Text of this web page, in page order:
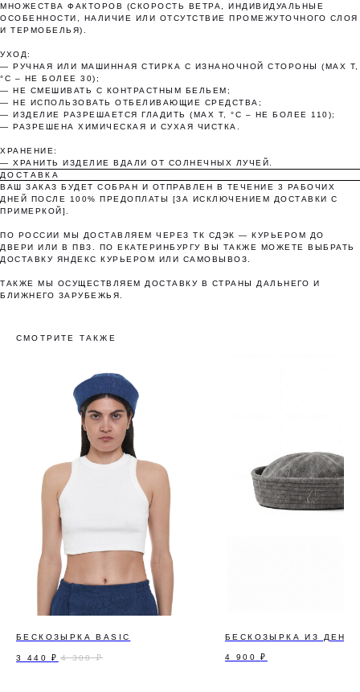
МНОЖЕСТВА ФАКТОРОВ (СКОРОСТЬ ВЕТРА, ИНДИВИДУАЛЬНЫЕ
ОСОБЕННОСТИ, НАЛИЧИЕ ИЛИ ОТСУТСТВИЕ ПРОМЕЖУТОЧНОГО СЛОЯ
И ТЕРМОБЕЛЬЯ).
УХОД:
— РУЧНАЯ ИЛИ МАШИННАЯ СТИРКА С ИЗНАНОЧНОЙ СТОРОНЫ (MAX T,
°C – НЕ БОЛЕЕ 30);
— НЕ СМЕШИВАТЬ С КОНТРАСТНЫМ БЕЛЬЕМ;
— НЕ ИСПОЛЬЗОВАТЬ ОТБЕЛИВАЮЩИЕ СРЕДСТВА;
— ИЗДЕЛИЕ РАЗРЕШАЕТСЯ ГЛАДИТЬ (MAX T, °C – НЕ БОЛЕЕ 110);
— РАЗРЕШЕНА ХИМИЧЕСКАЯ И СУХАЯ ЧИСТКА.
ХРАНЕНИЕ:
— ХРАНИТЬ ИЗДЕЛИЕ ВДАЛИ ОТ СОЛНЕЧНЫХ ЛУЧЕЙ.
ДОСТАВКА
ВАШ ЗАКАЗ БУДЕТ СОБРАН И ОТПРАВЛЕН В ТЕЧЕНИЕ 3 РАБОЧИХ
ДНЕЙ ПОСЛЕ 100% ПРЕДОПЛАТЫ [ЗА ИСКЛЮЧЕНИЕМ ДОСТАВКИ С
ПРИМЕРКОЙ].
ПО РОССИИ МЫ ДОСТАВЛЯЕМ ЧЕРЕЗ ТК СДЭК — КУРЬЕРОМ ДО
ДВЕРИ ИЛИ В ПВЗ. ПО ЕКАТЕРИНБУРГУ ВЫ ТАКЖЕ МОЖЕТЕ ВЫБРАТЬ
ДОСТАВКУ ЯНДЕКС КУРЬЕРОМ ИЛИ САМОВЫВОЗ.
ТАКЖЕ МЫ ОСУЩЕСТВЛЯЕМ ДОСТАВКУ В СТРАНЫ ДАЛЬНЕГО И
БЛИЖНЕГО ЗАРУБЕЖЬЯ.
СМОТРИТЕ ТАКЖЕ
БЕСКОЗЫРКА BASIC
3 440 ₽ 4 300 ₽
БЕСКОЗЫРКА ИЗ
4 900 ₽
Как обычная оплата картой
Понятно